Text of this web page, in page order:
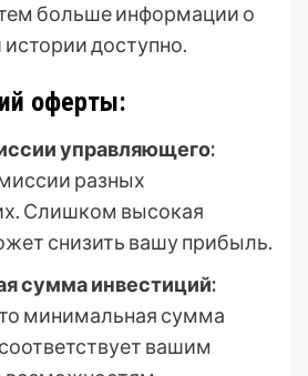
больше информации о
истории доступно.
оферты:
управляющего:
разных
Слишком высокая
снизить вашу прибыль.
сумма инвестиций:
минимальная сумма
вашим